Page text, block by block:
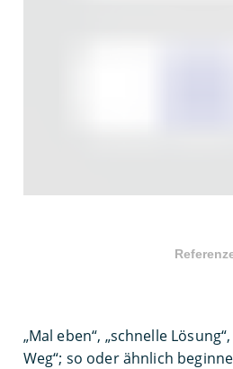
„Mal eben“, „schnelle
Weg“; so oder ähnlich